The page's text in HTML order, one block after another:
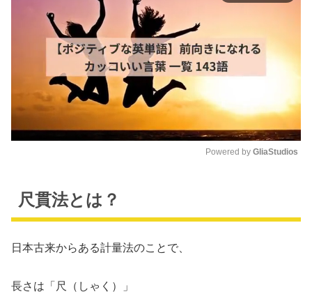
e
Powered by GliaStudios
尺貫法とは？
日本古来からある計量法のことで、
長さは「尺（しゃく）」